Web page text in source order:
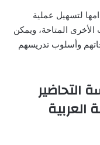
لتسهيل عملية
المتاحة، ويمكن
وأسلوب تدريسهم
التحاضير